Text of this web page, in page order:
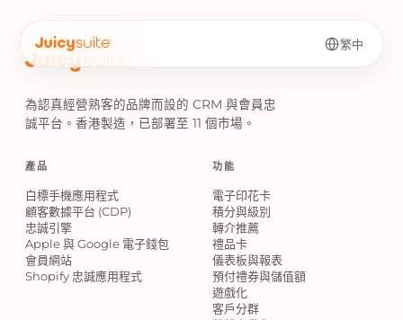
繁中
為認真經營熟客的品牌而設的 CRM 與會員忠
誠平台。香港製造，已部署至 11 個市場。
產品
白標手機應用程式
顧客數據平台 (CDP)
忠誠引擎
Apple 與 Google 電子錢包
會員網站
Shopify 忠誠應用程式
功能
電子印花卡
積分與級別
轉介推薦
禮品卡
儀表板與報表
預付禮券與儲值額
遊戲化
客戶分群